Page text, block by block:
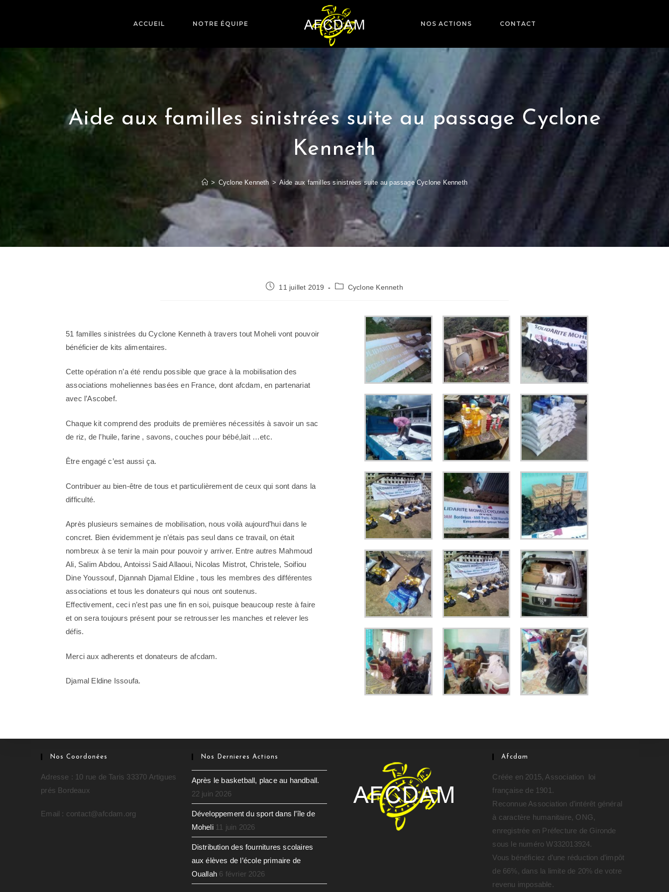
ACCUEIL NOTRE ÉQUIPE NOS ACTIONS CONTACT
Aide aux familles sinistrées suite au passage Cyclone
Kenneth
> Cyclone Kenneth > Aide aux familles sinistrées suite au passage Cyclone Kenneth
11 juillet 2019 Cyclone Kenneth
51 familles sinistrées du Cyclone Kenneth à travers tout Moheli vont pouvoir
bénéficier de kits alimentaires.
Cette opération n’a été rendu possible que grace à la mobilisation des
associations moheliennes basées en France, dont afcdam, en partenariat
avec l’Ascobef.
Chaque kit comprend des produits de premières nécessités à savoir un sac
de riz, de l’huile, farine , savons, couches pour bébé,lait …etc.
Être engagé c’est aussi ça.
Contribuer au bien-être de tous et particulièrement de ceux qui sont dans la
difficulté.
Après plusieurs semaines de mobilisation, nous voilà aujourd’hui dans le
concret. Bien évidemment je n’étais pas seul dans ce travail, on était
nombreux à se tenir la main pour pouvoir y arriver. Entre autres Mahmoud
Ali, Salim Abdou, Antoissi Said Allaoui, Nicolas Mistrot, Christele, Soifiou
Dine Youssouf, Djannah Djamal Eldine , tous les membres des différentes
associations et tous les donateurs qui nous ont soutenus.
Effectivement, ceci n’est pas une fin en soi, puisque beaucoup reste à faire
et on sera toujours présent pour se retrousser les manches et relever les
défis.
Merci aux adherents et donateurs de afcdam.
Djamal Eldine Issoufa.
Nos Coordonées
Adresse : 10 rue de Taris 33370 Artigues
prés Bordeaux
Email : contact@afcdam.org
Nos Dernieres Actions
Après le basketball, place au handball.
22 juin 2026
Développement du sport dans l’île de
Moheli 11 juin 2026
Distribution des fournitures scolaires
aux élèves de l’école primaire de
Ouallah 6 février 2026
Afcdam
Créée en 2015, Association loi
française de 1901.
Reconnue Association d’intérêt général
à caractère humanitaire, ONG,
enregistrée en Préfecture de Gironde
sous le numéro W332013924.
Vous bénéficiez d’une réduction d’impôt
de 66%, dans la limite de 20% de votre
revenu imposable.